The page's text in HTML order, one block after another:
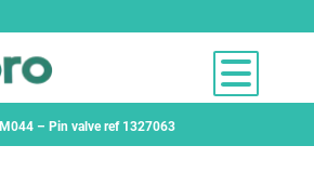
IM044 – Pin valve ref 1327063